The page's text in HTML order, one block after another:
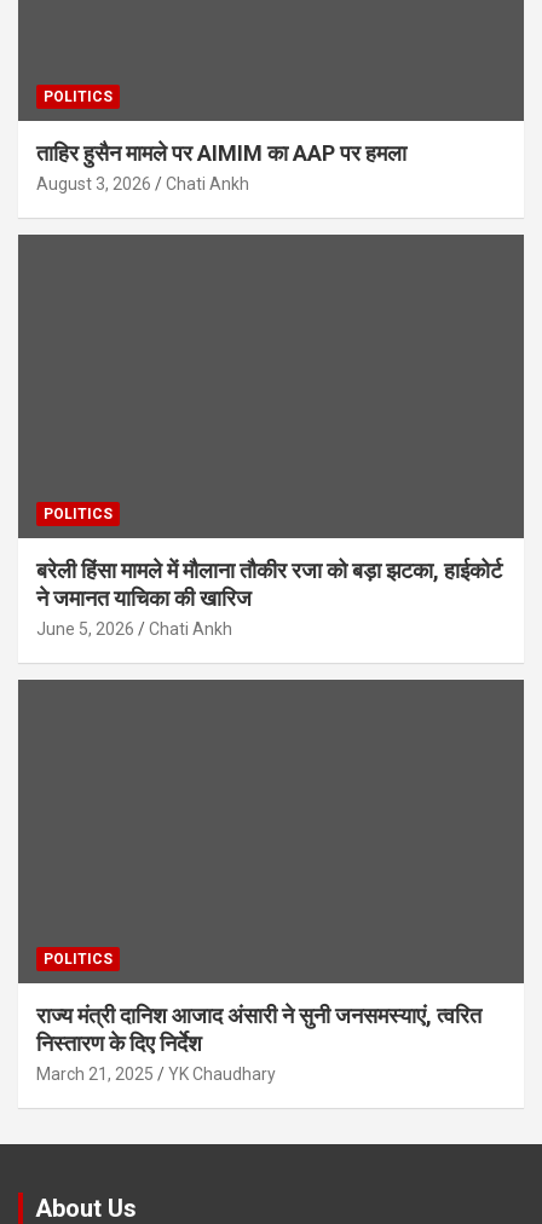
POLITICS
ताहिर हुसैन मामले पर AIMIM का AAP पर हमला
August 3, 2026 Chati Ankh
POLITICS
बरेली हिंसा मामले में मौलाना तौकीर रजा को बड़ा झटका, हाईकोर्ट
ने जमानत याचिका की खारिज
June 5, 2026 Chati Ankh
POLITICS
राज्य मंत्री दानिश आजाद अंसारी ने सुनी जनसमस्याएं, त्वरित
निस्तारण के दिए निर्देश
March 21, 2025 YK Chaudhary
About Us